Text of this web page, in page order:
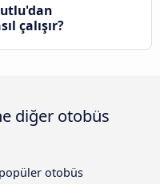
çalışır?
diğer otobüs
otobüs